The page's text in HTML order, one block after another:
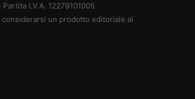
I.V.A. 12279101005
un prodotto editoriale ai